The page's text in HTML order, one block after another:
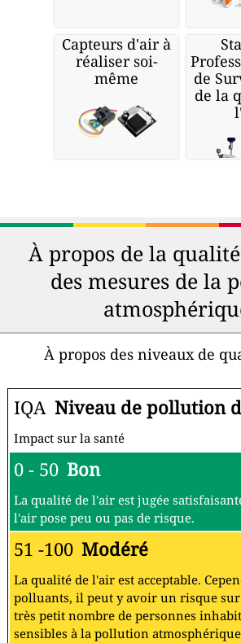
Capteurs d'air à
réaliser soi-
même
de
de la
À propos de la
des mesures de la
À propos des niveaux de
IQA Niveau de pollution
Impact sur la santé
0 - 50 Bon
La qualité de l'air est jugée
l'air pose peu ou pas de risque.
51 -100 Modéré
La qualité de l'air est acceptable.
polluants, il peut y avoir un risque
très petit nombre de personnes
sensibles à la pollution